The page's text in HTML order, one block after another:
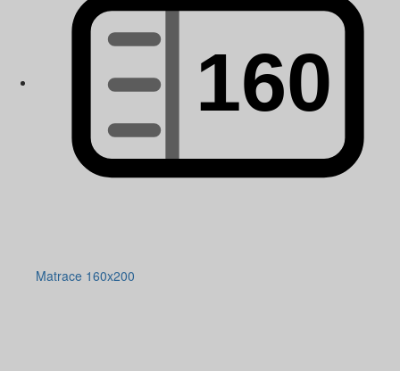
Matrace 160x200